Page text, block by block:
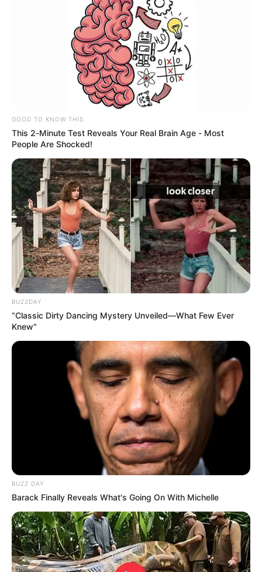
capital santandereana.
El alcalde de Bucaramanga solicitó renuncias
protocolarias a su gabinete. El objetivo es claro: evaluar
resultados frente al Plan de Desarrollo y tomar
decisiones inmediatas para fortalecer la gestión
informó la administración municipal bumanguesa.
Le puede interesar:
En Bucaramanga rindieron homenaje
a operaria de la Emab, quien defendió a otra mujer que
estaba siendo agredida en el Parque de Las Cigarras
Cuestionamientos
Esta decisión, que ha sidocriticada por usuarios en
, se dio tras finalizar elConsejo de
, desarrollado durante la jornada del martes 4 de
noviembre.
En su momento, alalcalde designado Eduard Sánchez
le cuestionó por pedir la renuncia delsecretario del
Interior municipal, Gildardo Rayo, quien incluso en su
carta de renuncia afirmó dejar el cargo “por orden del
Gobernador de Santander”, dejando ver que, al parecer,
las decisiones de la Alcaldía las estaría tomando el
GOOD TO KNOW THIS
This 2-Minute Test Reveals Your Real Brain Age - Most
People Are Shocked!
BUZZDAY
“Classic Dirty Dancing Mystery Unveiled—What Few Ever
Knew"
BUZZ DAY
Barack Finally Reveals What's Going On With Michelle